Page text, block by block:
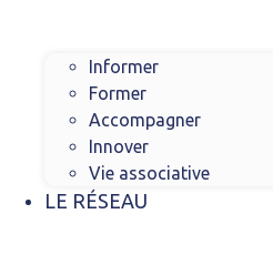
Informer
Former
Accompagner
Innover
Vie associative
LE RÉSEAU